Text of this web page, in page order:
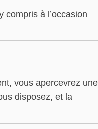
compris à l’occasion
vous apercevrez une
disposez, et la